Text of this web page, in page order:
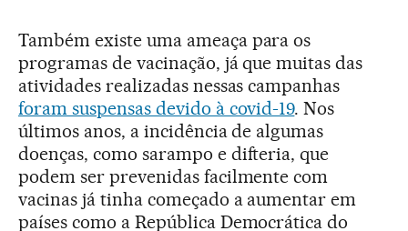
Também existe uma ameaça para os
programas de vacinação, já que muitas das
atividades realizadas nessas campanhas
foram suspensas devido à covid-19. Nos
últimos anos, a incidência de algumas
doenças, como sarampo e difteria, que
podem ser prevenidas facilmente com
vacinas já tinha começado a aumentar em
países como a República Democrática do